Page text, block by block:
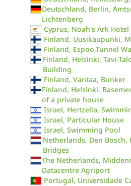
Deutschland, Berlin,
Lichtenberg
Cyprus, Noah's Ark Hotel
Finland, Uusikaupunki,
Finland, Espoo,Tunnel
Finland, Helsinki, Tavi-
Building
Finland, Vantaa, Bunker
Finland, Helsinki,
of a private house
Israel, Hertzelia,
Israel, Particular House
Israel, Swimming Pool
Netherlands, Den
Bridges
The Netherlands,
Datacentre Agriport
Portugal, Universidade